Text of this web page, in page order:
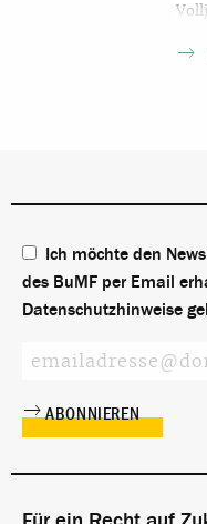
Ich möchte den
des BuMF per Email
Datenschutzhinweise